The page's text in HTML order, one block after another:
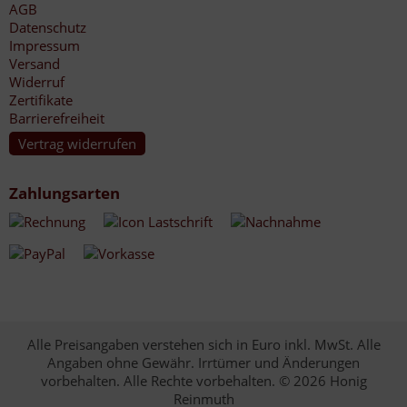
AGB
Datenschutz
Impressum
Versand
Widerruf
Zertifikate
Barrierefreiheit
Vertrag widerrufen
Zahlungsarten
Alle Preisangaben verstehen sich in Euro inkl. MwSt. Alle
Angaben ohne Gewähr. Irrtümer und Änderungen
vorbehalten. Alle Rechte vorbehalten. © 2026 Honig
Reinmuth